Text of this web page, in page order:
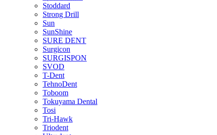
Stoddard
Strong Drill
Sun
SunShine
SURE DENT
Surgicon
SURGISPON
SVOD
T-Dent
TehnoDent
Toboom
Tokuyama Dental
Tosi
Tri-Hawk
Triodent